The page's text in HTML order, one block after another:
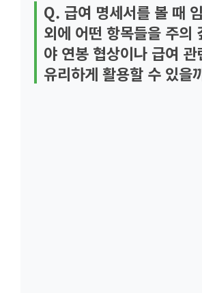
Q. 급여 명세서를 볼 때
외에 어떤 항목들을 주의
야 연봉 협상이나 급여 관
유리하게 활용할 수 있을